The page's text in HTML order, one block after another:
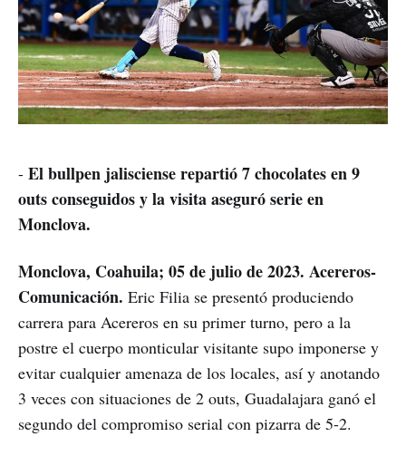
- El bullpen jalisciense repartió 7 chocolates en 9
outs conseguidos y la visita aseguró serie en
Monclova.
Monclova, Coahuila; 05 de julio de 2023. Acereros-
Comunicación. Eric Filia se presentó produciendo
carrera para Acereros en su primer turno, pero a la
postre el cuerpo monticular visitante supo imponerse y
evitar cualquier amenaza de los locales, así y anotando
3 veces con situaciones de 2 outs, Guadalajara ganó el
segundo del compromiso serial con pizarra de 5-2.